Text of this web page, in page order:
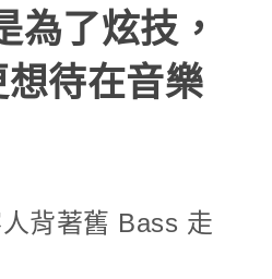
為了炫技，
待在音樂
背著舊 Bass 走